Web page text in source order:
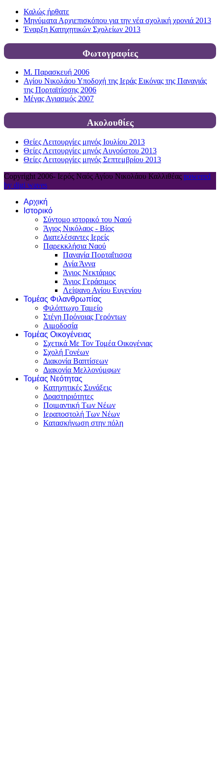
Καλώς ήρθατε
Μηνύματα Αρχιεπισκόπου για την νέα σχολική χρονιά 2013
Έναρξη Κατηχητικών Σχολείων 2013
Φωτογραφίες
Μ. Παρασκευή 2006
Αγίου Νικολάου Υποδοχή της Ιεράς Εικόνας της Παναγιάς
της Πορταϊτίσσης 2006
Μέγας Αγιασμός 2007
Ακολουθίες
Θείες Λειτουργίες μηνός Ιουλίου 2013
Θείες Λειτουργίες μηνός Αυγούστου 2013
Θείες Λειτουργίες μηνός Σεπτεμβρίου 2013
Copyright 2006- Ιερός Ναός Αγίου Νικολάου Καλλιθέας powered
by digi waves
Αρχική
Ιστορικό
Σύντομο ιστορικό του Ναού
Άγιος Νικόλαος - Βίος
Διατελέσαντες Ιερείς
Παρεκκλήσια Ναού
Παναγία Πορταΐτισσα
Αγία Άννα
Άγιος Νεκτάριος
Άγιος Γεράσιμος
Λείψανο Αγίου Ευγενίου
Τομέας Φιλανθρωπίας
Φιλόπτωχο Ταμείο
Στέγη Πρόνοιας Γερόντων
Αιμοδοσία
Τομέας Οικογένειας
Σχετικά Με Τον Τομέα Οικογένιας
Σχολή Γονέων
Διακονία Βαπτίσεων
Διακονία Μελλονύμφων
Τομέας Νεότητας
Κατηχητικές Συνάξεις
Δραστηριότητες
Ποιμαντική Των Νέων
Ιεραποστολή Των Νέων
Κατασκήνωση στην πόλη